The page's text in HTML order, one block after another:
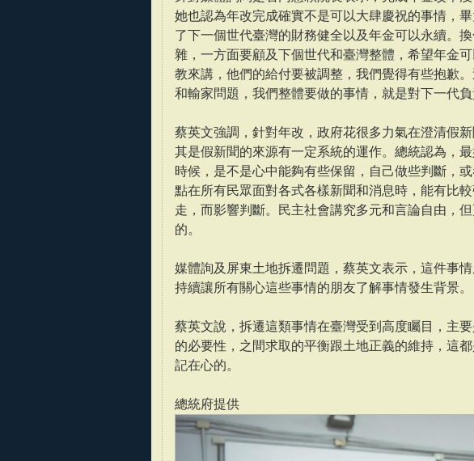
她也認為年改完成確實不是可以大肆慶祝的事情，
了下一個世代臺灣的財務健全以及年金可以永續。
雜，一方面要顧及下個世代和臺灣整體，希望年金
教來講，他們的給付要被調整，我們覺得有些抱歉
和輸家問題，我們整體要做的事情，就是對下一代負
蔡英文強調，針對年改，政府花很多力氣在澄清假
其是假新聞的來源有一定系統的運作。總統認為，
時候，是不是心中能夠有些保留，自己做些判斷，
點在所有民眾面對各式各樣新聞和消息時，能有比
走，而影響判斷。民主社會講究多元和言論自由，
的。
媒體詢及屏東土地拆遷問題，蔡英文表示，這件事
持續讓所有關心這些事情的朋友了解事情發生背景。
蔡英文說，拆遷這類事情在臺灣受到高度矚目，主
的必要性，之間求取的平衡跟土地正義的維持，這
記在心的。
總統府提供